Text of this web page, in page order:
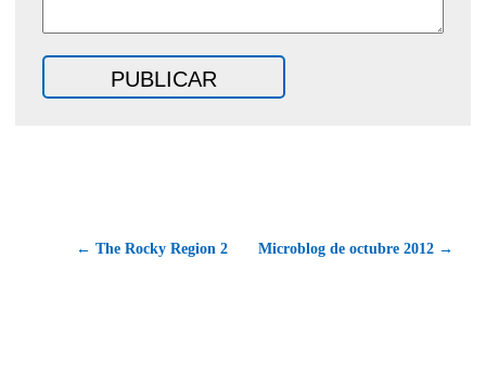
← The Rocky Region 2 Microblog de octubre 2012 →